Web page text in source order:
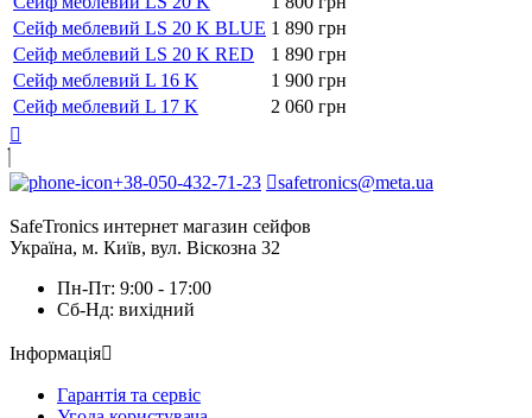
Сейф меблевий LS 20 K BLUE 1 890 грн
Сейф меблевий LS 20 K RED
1 890 грн
Сейф меблевий L 16 K
1 900 грн
Сейф меблевий L 17 K
2 060 грн
+38-050-432-71-23 safetronics@meta.ua
SafeTronics интернет магазин сейфов
Україна, м. Київ, вул. Віскозна 32
Пн-Пт: 9:00 - 17:00
Сб-Нд: вихідний
Інформація
Гарантія та сервіс